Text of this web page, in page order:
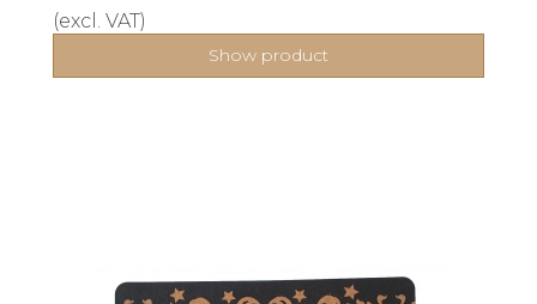
(excl. VAT)
Show product